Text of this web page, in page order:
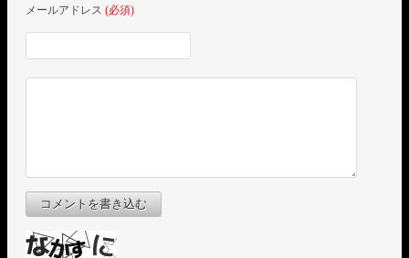
メールアドレス (必須)
コメントを書き込む